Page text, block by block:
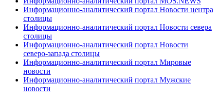
Информационно-аналитический портал Новости центра
столицы
Информационно-аналитический портал Новости севера
столицы
Информационно-аналитический портал Новости
северо-запада столицы
Информационно-аналитический портал Мировые
новости
Информационно-аналитический портал Мужские
новости